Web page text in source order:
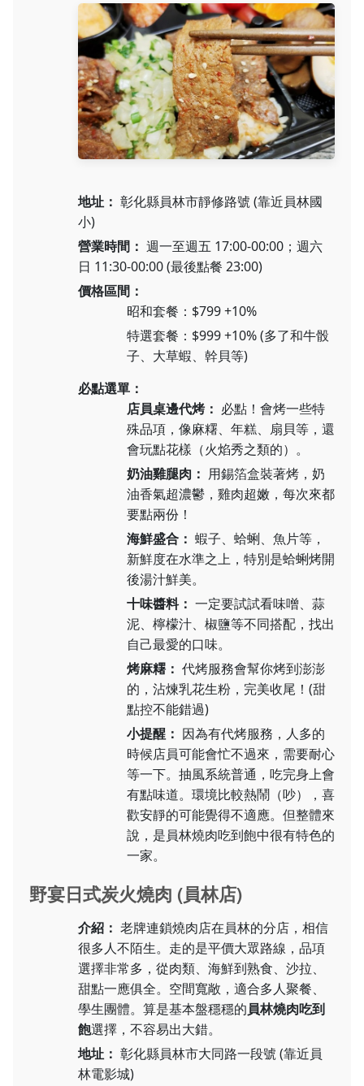
地址： 彰化縣員林市靜修路號 (靠近員林國
小)
營業時間： 週一至週五 17:00-00:00；週六
日 11:30-00:00 (最後點餐 23:00)
價格區間：
昭和套餐：$799 +10%
特選套餐：$999 +10% (多了和牛骰
子、大草蝦、幹貝等)
必點選單：
店員桌邊代烤： 必點！會烤一些特
殊品項，像麻糬、年糕、扇貝等，還
會玩點花樣（火焰秀之類的）。
奶油雞腿肉： 用錫箔盒裝著烤，奶
油香氣超濃鬱，雞肉超嫩，每次來都
要點兩份！
海鮮盛合： 蝦子、蛤蜊、魚片等，
新鮮度在水準之上，特別是蛤蜊烤開
後湯汁鮮美。
十味醬料： 一定要試試看味噌、蒜
泥、檸檬汁、椒鹽等不同搭配，找出
自己最愛的口味。
烤麻糬： 代烤服務會幫你烤到澎澎
的，沾煉乳花生粉，完美收尾！(甜
點控不能錯過)
小提醒： 因為有代烤服務，人多的
時候店員可能會忙不過來，需要耐心
等一下。抽風系統普通，吃完身上會
有點味道。環境比較熱鬧（吵），喜
歡安靜的可能覺得不適應。但整體來
說，是員林燒肉吃到飽中很有特色的
一家。
野宴日式炭火燒肉 (員林店)
介紹： 老牌連鎖燒肉店在員林的分店，相信
很多人不陌生。走的是平價大眾路線，品項
選擇非常多，從肉類、海鮮到熟食、沙拉、
甜點一應俱全。空間寬敞，適合多人聚餐、
學生團體。算是基本盤穩穩的員林燒肉吃到
飽選擇，不容易出大錯。
地址： 彰化縣員林市大同路一段號 (靠近員
林電影城)